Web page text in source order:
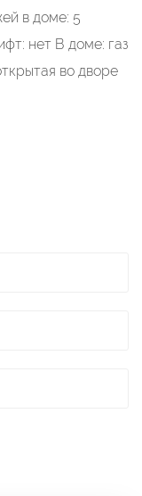
в доме: 5
нет В доме: газ
во дворе